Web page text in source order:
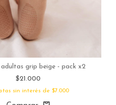
adultas grip beige - pack x2
$21.000
sin interés de $7.000